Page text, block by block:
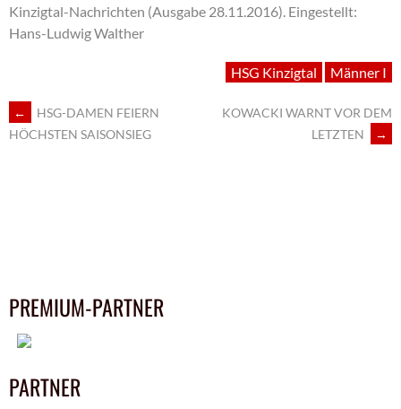
Kinzigtal-Nachrichten (Ausgabe 28.11.2016). Eingestellt:
Hans-Ludwig Walther
HSG Kinzigtal Männer I
ARTIKEL-
←
HSG-DAMEN FEIERN
HÖCHSTEN SAISONSIEG
KOWACKI WARNT VOR DEM
LETZTEN
→
PREMIUM-PARTNER
PARTNER